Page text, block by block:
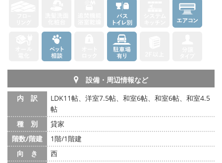
設備・周辺情報など
内 訳
LDK11帖、洋室7.5帖、和室6帖、和室6帖、和室4.5
帖
種 別
貸家
階数/階建
1階/1階建
向 き
西